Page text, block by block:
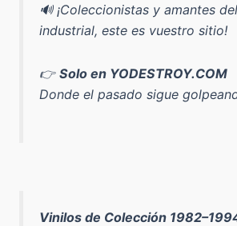
🔊 ¡Coleccionistas y amantes
industrial, este es vuestro sitio!
👉Solo en YODESTROY.COM
Donde el pasado sigue
Vinilos de Colección